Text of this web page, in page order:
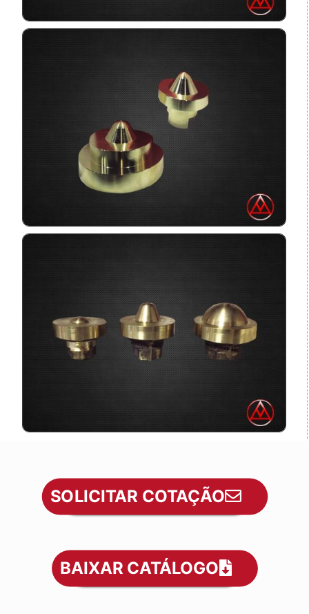
SOLICITAR COTAÇÃO
BAIXAR CATÁLOGO